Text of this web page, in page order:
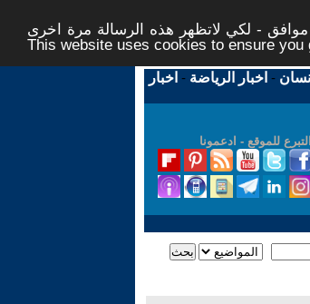
- لكي لاتظهر هذه الرسالة مرة اخرى -
This website uses cookies to ensure
- اخبار الرياضة - اخبار
التبرع للموقع - ادعمونا